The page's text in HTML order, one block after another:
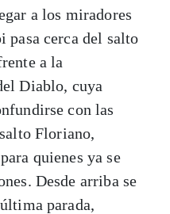
a los miradores
cerca del salto
a la
Diablo, cuya
con las
Floriano,
quienes ya se
Desde arriba se
parada,